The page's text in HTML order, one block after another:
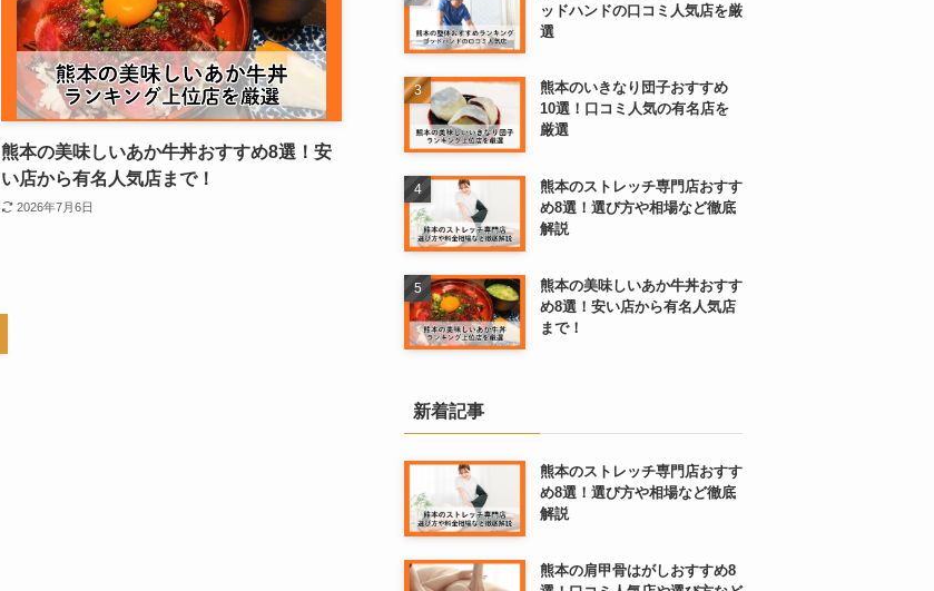
熊本の美味しいあか牛丼おすすめ8選！安
い店から有名人気店まで！
2026年7月6日
ッドハンドの口コミ人気店を厳
選
熊本のいきなり団子おすすめ
10選！口コミ人気の有名店を
厳選
熊本のストレッチ専門店おすす
め8選！選び方や相場など徹底
解説
熊本の美味しいあか牛丼おすす
め8選！安い店から有名人気店
まで！
新着記事
熊本のストレッチ専門店おすす
め8選！選び方や相場など徹底
解説
熊本の肩甲骨はがしおすすめ8